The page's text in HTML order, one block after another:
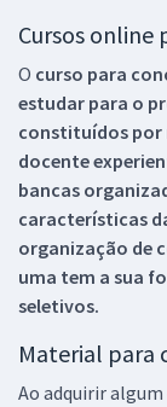
Cursos online
O curso para
estudar para o
constituídos por
docente
bancas
características
organização de
uma tem a sua
seletivos.
Material para
Ao adquirir algum